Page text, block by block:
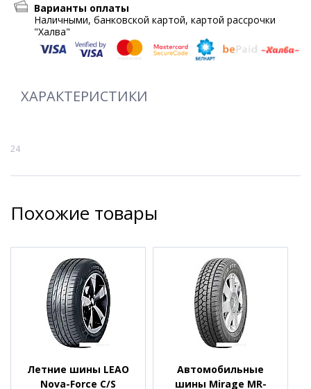
Варианты оплаты
Наличными, банковской картой, картой рассрочки
"Халва"
ХАРАКТЕРИСТИКИ
24
Похожие товары
Летние шины LEAO
Nova-Force C/S
Автомобильные
шины Mirage MR-